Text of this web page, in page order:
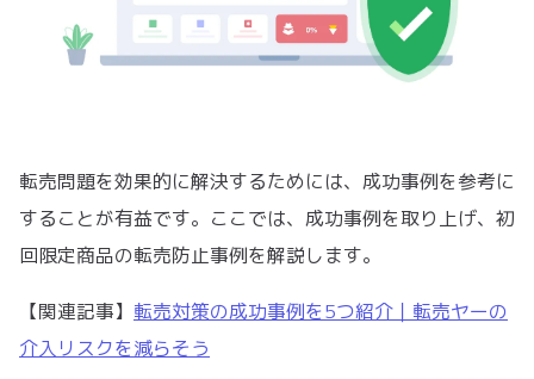
転売問題を効果的に解決するためには、成功事例を参考に
することが有益です。ここでは、成功事例を取り上げ、初
回限定商品の転売防止事例を解説します。
【関連記事】 転売対策の成功事例を5つ紹介｜転売ヤーの
介入リスクを減らそう